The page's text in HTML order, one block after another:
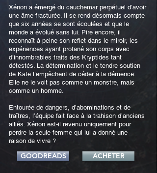
Xénon a émergé du cauchemar perpétuel d’avoir
une âme fracturée. Il se rend désormais compte
que six années se sont écoulées et que le
monde a évolué sans lui. Pire encore, il
reconnaît à peine son reflet dans le miroir, les
expériences ayant profané son corps avec
d’innombrables traits des Kryptides tant
détestés. La détermination et le tendre soutien
de Kate l’empêchent de céder à la démence.
Elle ne le voit pas comme un monstre, mais
comme un homme.
Entourée de dangers, d’abominations et de
traîtres, l’équipe fait face à la trahison d’anciens
alliés. Xénon est-il revenu uniquement pour
perdre la seule femme qui lui a donné une
raison de vivre ?
GOODREADS ACHETER